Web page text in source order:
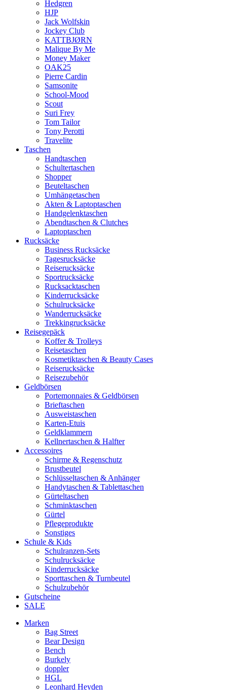
Hedgren
HJP
Jack Wolfskin
Jockey Club
KATTBJØRN
Malique By Me
Money Maker
OAK25
Pierre Cardin
Samsonite
School-Mood
Scout
Suri Frey
Tom Tailor
Tony Perotti
Travelite
Taschen
Handtaschen
Schultertaschen
Shopper
Beuteltaschen
Umhängetaschen
Akten & Laptoptaschen
Handgelenktaschen
Abendtaschen & Clutches
Laptoptaschen
Rucksäcke
Business Rucksäcke
Tagesrucksäcke
Reiserucksäcke
Sportrucksäcke
Rucksacktaschen
Kinderrucksäcke
Schulrucksäcke
Wanderrucksäcke
Trekkingrucksäcke
Reisegepäck
Koffer & Trolleys
Reisetaschen
Kosmetiktaschen & Beauty Cases
Reiserucksäcke
Reisezubehör
Geldbörsen
Portemonnaies & Geldbörsen
Brieftaschen
Ausweistaschen
Karten-Etuis
Geldklammern
Kellnertaschen & Halfter
Accessoires
Schirme & Regenschutz
Brustbeutel
Schlüsseltaschen & Anhänger
Handytaschen & Tablettaschen
Gürteltaschen
Schminktaschen
Gürtel
Pflegeprodukte
Sonstiges
Schule & Kids
Schulranzen-Sets
Schulrucksäcke
Kinderrucksäcke
Sporttaschen & Turnbeutel
Schulzubehör
Gutscheine
SALE
Marken
Bag Street
Bear Design
Bench
Burkely
doppler
HGL
Leonhard Heyden